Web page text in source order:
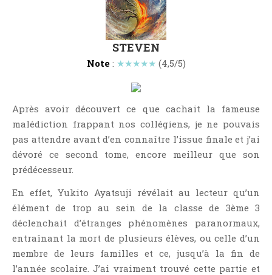
Road-Book
Roman
Roman Noir
SF Et Fantasy
Sociologie
Surnaturel
STEVEN
Note: ★★★★★ (4,5/5)
Après avoir découvert ce que cachait la fameuse
malédiction frappant nos collégiens, je ne pouvais
pas attendre avant d’en connaître l’issue finale et j’ai
dévoré ce second tome, encore meilleur que son
prédécesseur.
En effet, Yukito Ayatsuji révélait au lecteur qu’un
élément de trop au sein de la classe de 3ème 3
déclenchait d’étranges phénomènes paranormaux,
entraînant la mort de plusieurs élèves, ou celle d’un
membre de leurs familles et ce, jusqu’à la fin de
l’année scolaire. J’ai vraiment trouvé cette partie et